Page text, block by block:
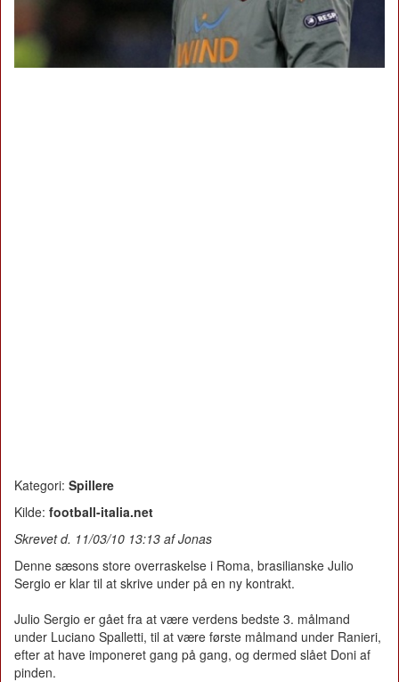
Kategori: Spillere
Kilde: football-italia.net
Skrevet d. 11/03/10 13:13 af Jonas
Denne sæsons store overraskelse i Roma, brasilianske Julio
Sergio er klar til at skrive under på en ny kontrakt.
Julio Sergio er gået fra at være verdens bedste 3. målmand
under Luciano Spalletti, til at være første målmand under Ranieri,
efter at have imponeret gang på gang, og dermed slået Doni af
pinden.